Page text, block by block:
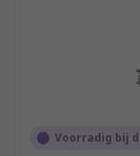
Voorradig bij